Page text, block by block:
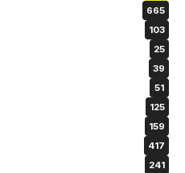
665
103
25
39
51
125
159
417
241